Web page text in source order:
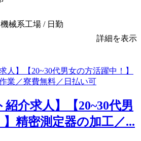
械系工場 / 日勤
詳細を表示
紹介求人】【20~30代男
精密測定器の加工／...